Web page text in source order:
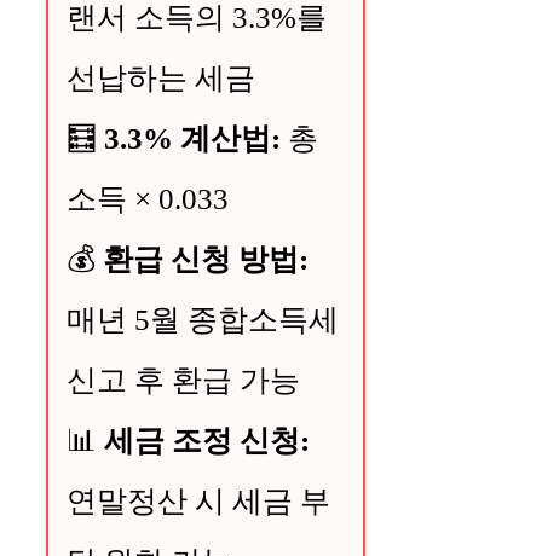
랜서 소득의 3.3%를
선납하는 세금
🧮 3.3% 계산법: 총
소득 × 0.033
💰 환급 신청 방법:
매년 5월 종합소득세
신고 후 환급 가능
📊 세금 조정 신청:
연말정산 시 세금 부